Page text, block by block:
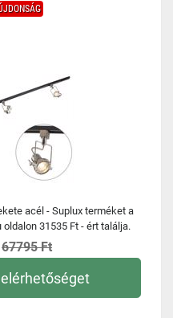
acél - Suplux terméket a
31535 Ft - ért találja.
67795 Ft